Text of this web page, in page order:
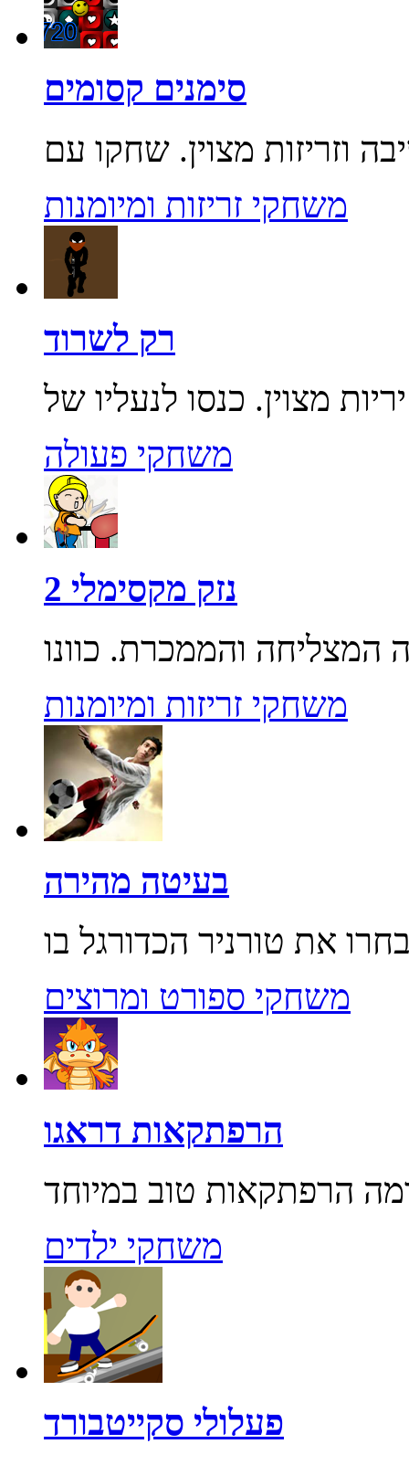
סימנים קסומים
משחקי זריזות ומיומנות
רק לשרוד
משחקי פעולה
נזק מקסימלי 2
משחקי זריזות ומיומנות
בעיטה מהירה
משחקי ספורט ומרוצים
הרפתקאות דראגו
משחקי ילדים
פעלולי סקייטבורד